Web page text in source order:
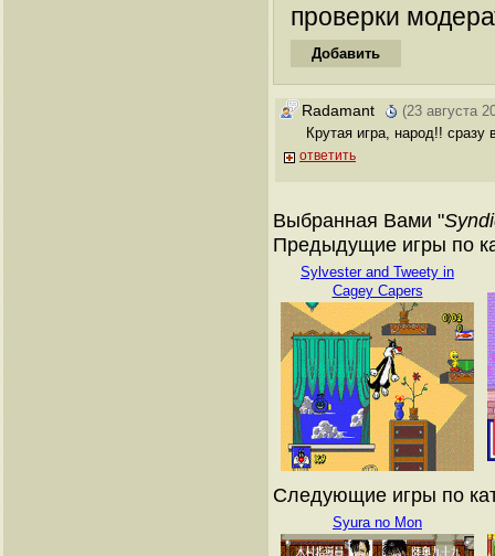
проверки
Radamant
(23 августа
Крутая игра, народ!!
ответить
Выбранная Вами "
Предыдущие игры по
Sylvester and Tweety in
Cagey Capers
Следующие игры по
Syura no Mon